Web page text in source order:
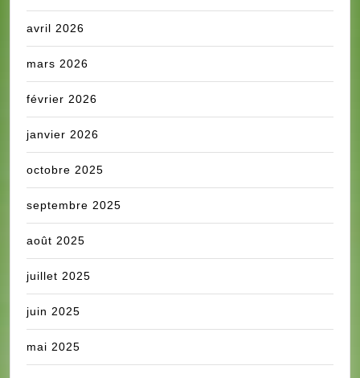
avril 2026
mars 2026
février 2026
janvier 2026
octobre 2025
septembre 2025
août 2025
juillet 2025
juin 2025
mai 2025